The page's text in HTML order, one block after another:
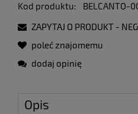
Kod produktu:
BELCANTO-
ZAPYTAJ O PRODUKT -
poleć znajomemu
dodaj opinię
Opis